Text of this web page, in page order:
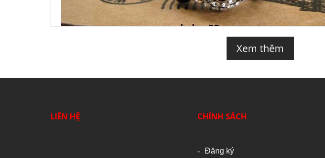
Xem thêm
LIÊN HỆ CHÍNH SÁCH
Đăng ký